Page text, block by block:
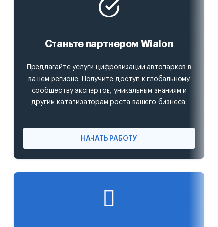
Станьте партнером Wialon
Предлагайте услуги цифровизации автопарков в
вашем регионе. Получите доступ к глобальному
сообществу экспертов, уникальным знаниям и
другим катализаторам роста вашего бизнеса.
НАЧАТЬ РАБОТУ